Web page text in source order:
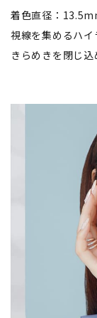
着色直径：
視線を集めるハイ
きらめきを閉じ